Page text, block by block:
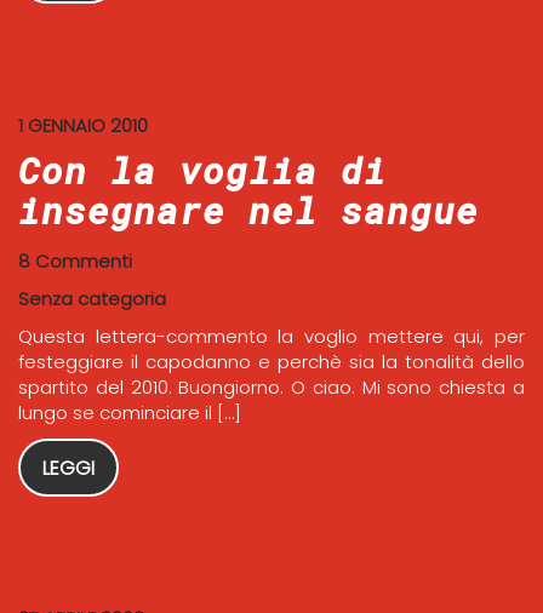
1 GENNAIO 2010
Con la voglia di
insegnare nel sangue
8 Commenti
Senza categoria
Questa lettera-commento la voglio mettere qui, per
festeggiare il capodanno e perchè sia la tonalità dello
spartito del 2010. Buongiorno. O ciao. Mi sono chiesta a
lungo se cominciare il […]
LEGGI